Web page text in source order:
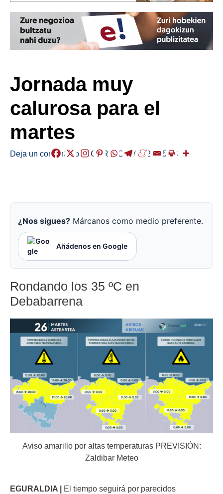
Jornada muy
calurosa para el
martes
Deja un comentario /EGURALDIA/ 2026-05-26
¿Nos sigues? Márcanos como medio preferente.
Añádenos en Google
Rondando los 35 ºC en
Debabarrena
Aviso amarillo por altas temperaturas PREVISIÓN:
Zaldibar Meteo
EGURALDIA | El tiempo seguirá por parecidos